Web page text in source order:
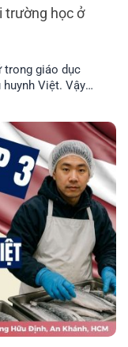
trường học ở
trong giáo dục
Việt. Vậy